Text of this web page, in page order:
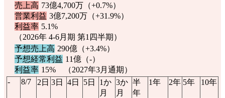
売上高 73億4,700万（+0.7%）
営業利益 3億7,200万（+31.9%）
利益率 5.1%
（2026年 4-6月期 第1四半期）
予想売上高 290億（+3.4%）
予想経常利益 11億（-）
利益率 15% （2027年3月通期）
-
8/7 2日 3日 4日 5日
1か
月
3か
月
半
年
1年 2年 5年 10年